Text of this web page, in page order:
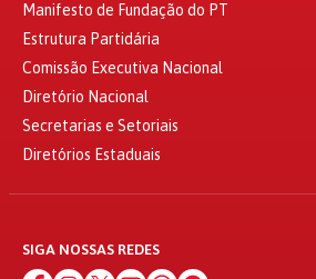
Manifesto de Fundação do PT
Estrutura Partidária
Comissão Executiva Nacional
Diretório Nacional
Secretarias e Setoriais
Diretórios Estaduais
SIGA NOSSAS REDES